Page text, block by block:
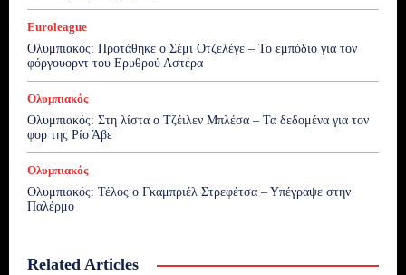
Euroleague
Ολυμπιακός: Προτάθηκε ο Σέμι Οτζελέγε – Το εμπόδιο για τον
φόργουορντ του Ερυθρού Αστέρα
Ολυμπιακός
Ολυμπιακός: Στη λίστα ο Τζέιλεν Μπλέσα – Τα δεδομένα για τον
φορ της Ρίο Άβε
Ολυμπιακός
Ολυμπιακός: Τέλος ο Γκαμπριέλ Στρεφέτσα – Υπέγραψε στην
Παλέρμο
Related Articles